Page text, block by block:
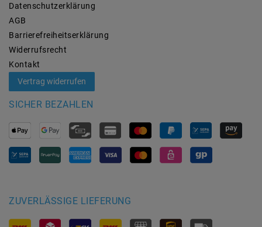
Daten­schutz­erklärung
AGB
Barrierefreiheitserklärung
Widerrufs­recht
Kontakt
Vertrag widerrufen
SICHER BEZAHLEN
ZUVERLÄSSIGE LIEFERUNG